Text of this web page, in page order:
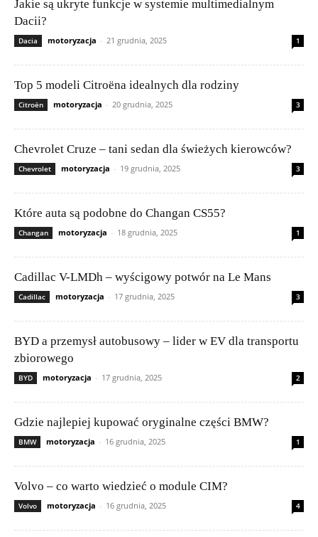
Jakie są ukryte funkcje w systemie multimedialnym
Dacii?
Dacia motoryzacja - 21 grudnia, 2025 1
Top 5 modeli Citroëna idealnych dla rodziny
Citroën motoryzacja - 20 grudnia, 2025 3
Chevrolet Cruze – tani sedan dla świeżych kierowców?
Chevrolet motoryzacja - 19 grudnia, 2025 3
Które auta są podobne do Changan CS55?
Changan motoryzacja - 18 grudnia, 2025 1
Cadillac V-LMDh – wyścigowy potwór na Le Mans
Cadillac motoryzacja - 17 grudnia, 2025 3
BYD a przemysł autobusowy – lider w EV dla transportu
zbiorowego
BYD motoryzacja - 17 grudnia, 2025 2
Gdzie najlepiej kupować oryginalne części BMW?
BMW motoryzacja - 16 grudnia, 2025 1
Volvo – co warto wiedzieć o module CIM?
Volvo motoryzacja - 16 grudnia, 2025 4